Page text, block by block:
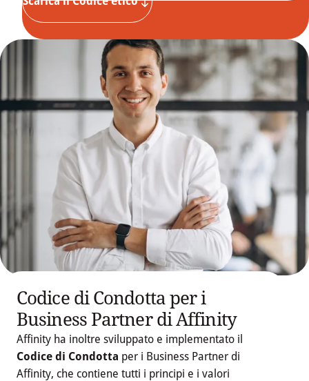
Codice di Condotta per i
Business Partner di Affinity
Affinity ha inoltre sviluppato e implementato il
Codice di Condotta per i Business Partner di
Affinity, che contiene tutti i principi e i valori